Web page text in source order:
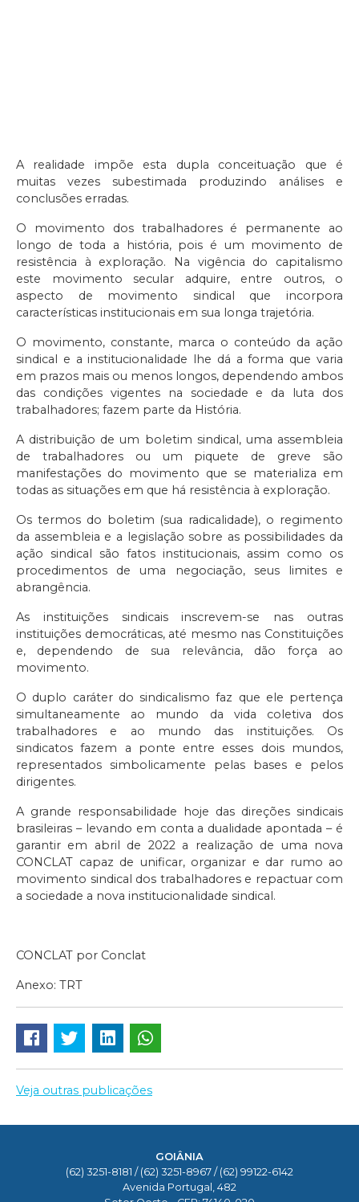
A realidade impõe esta dupla conceituação que é
muitas vezes subestimada produzindo análises e
conclusões erradas.
O movimento dos trabalhadores é permanente ao
longo de toda a história, pois é um movimento de
resistência à exploração. Na vigência do capitalismo
este movimento secular adquire, entre outros, o
aspecto de movimento sindical que incorpora
características institucionais em sua longa trajetória.
O movimento, constante, marca o conteúdo da ação
sindical e a institucionalidade lhe dá a forma que varia
em prazos mais ou menos longos, dependendo ambos
das condições vigentes na sociedade e da luta dos
trabalhadores; fazem parte da História.
A distribuição de um boletim sindical, uma assembleia
de trabalhadores ou um piquete de greve são
manifestações do movimento que se materializa em
todas as situações em que há resistência à exploração.
Os termos do boletim (sua radicalidade), o regimento
da assembleia e a legislação sobre as possibilidades da
ação sindical são fatos institucionais, assim como os
procedimentos de uma negociação, seus limites e
abrangência.
As instituições sindicais inscrevem-se nas outras
instituições democráticas, até mesmo nas Constituições
e, dependendo de sua relevância, dão força ao
movimento.
O duplo caráter do sindicalismo faz que ele pertença
simultaneamente ao mundo da vida coletiva dos
trabalhadores e ao mundo das instituições. Os
sindicatos fazem a ponte entre esses dois mundos,
representados simbolicamente pelas bases e pelos
dirigentes.
A grande responsabilidade hoje das direções sindicais
brasileiras – levando em conta a dualidade apontada – é
garantir em abril de 2022 a realização de uma nova
CONCLAT capaz de unificar, organizar e dar rumo ao
movimento sindical dos trabalhadores e repactuar com
a sociedade a nova institucionalidade sindical.
CONCLAT por Conclat
Anexo: TRT
Veja outras publicações
GOIÂNIA
(62) 3251-8181 / (62) 3251-8967 / (62) 99122-6142
Avenida Portugal, 482